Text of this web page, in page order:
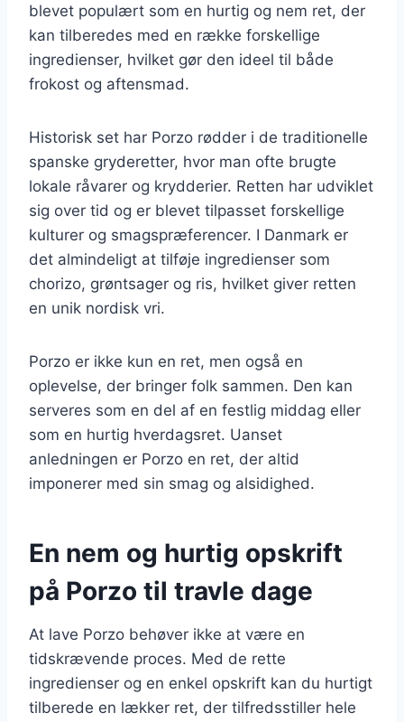
blevet populært som en hurtig og nem ret, der
kan tilberedes med en række forskellige
ingredienser, hvilket gør den ideel til både
frokost og aftensmad.
Historisk set har Porzo rødder i de traditionelle
spanske gryderetter, hvor man ofte brugte
lokale råvarer og krydderier. Retten har udviklet
sig over tid og er blevet tilpasset forskellige
kulturer og smagspræferencer. I Danmark er
det almindeligt at tilføje ingredienser som
chorizo, grøntsager og ris, hvilket giver retten
en unik nordisk vri.
Porzo er ikke kun en ret, men også en
oplevelse, der bringer folk sammen. Den kan
serveres som en del af en festlig middag eller
som en hurtig hverdagsret. Uanset
anledningen er Porzo en ret, der altid
imponerer med sin smag og alsidighed.
En nem og hurtig opskrift
på Porzo til travle dage
At lave Porzo behøver ikke at være en
tidskrævende proces. Med de rette
ingredienser og en enkel opskrift kan du hurtigt
tilberede en lækker ret, der tilfredsstiller hele